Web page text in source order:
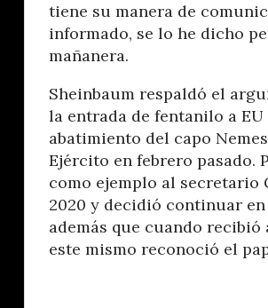
tiene su manera de
informado, se lo he dicho
mañanera.
Sheinbaum respaldó el
la entrada de fentanilo a
abatimiento del capo
Ejército en febrero
como ejemplo al
2020 y decidió continuar
además que cuando
este mismo reconoció el